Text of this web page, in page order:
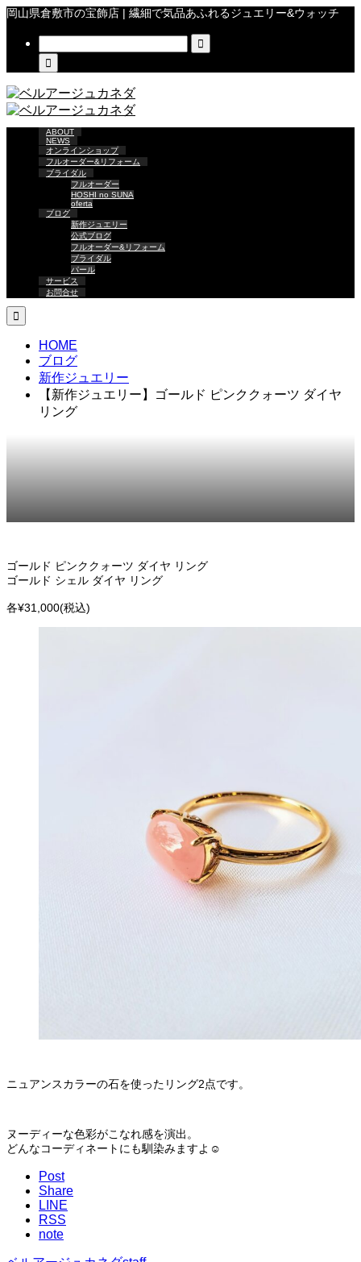
岡山県倉敷市の宝飾店 | 繊細で気品あふれるジュエリー&ウォッチ


ABOUT
NEWS
オンラインショップ
フルオーダー&リフォーム
ブライダル
フルオーダー
HOSHI no SUNA
oferta
ブログ
新作ジュエリー
公式ブログ
フルオーダー&リフォーム
ブライダル
パール
サービス
お問合せ

HOME
ブログ
新作ジュエリー
【新作ジュエリー】ゴールド ピンククォーツ ダイヤ
リング
ゴールド ピンククォーツ ダイヤ リング
ゴールド シェル ダイヤ リング
各¥31,000(税込)
ニュアンスカラーの石を使ったリング2点です。
ヌーディーな色彩がこなれ感を演出。
どんなコーディネートにも馴染みますよ☺️
Post
Share
LINE
RSS
note